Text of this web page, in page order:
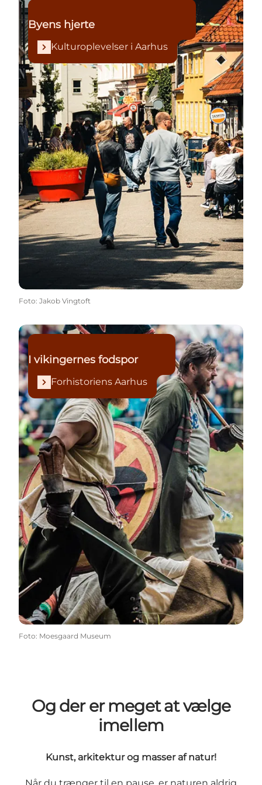
Byens hjerte
Kulturoplevelser i Aarhus
Foto: Jakob Vingtoft
Forhistoriens Aarhus
I vikingernes fodspor
Forhistoriens Aarhus
Foto: Moesgaard Museum
Og der er meget at vælge
imellem
Kunst, arkitektur og masser af natur!
Når du trænger til en pause, er naturen aldrig